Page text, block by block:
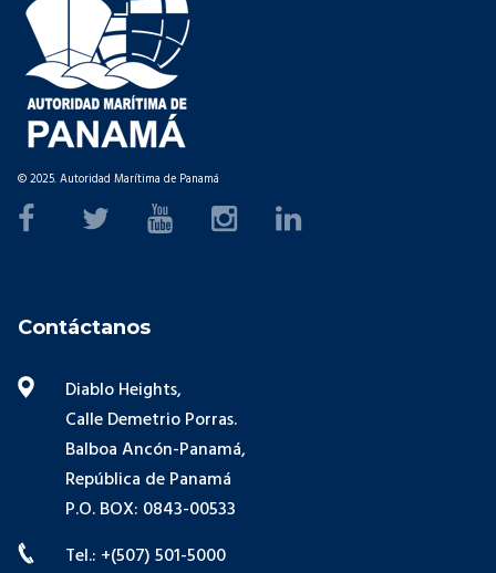
© 2025. Autoridad Marítima de Panamá
Contáctanos
Diablo Heights,
Calle Demetrio Porras.
Balboa Ancón-Panamá,
República de Panamá
P.O. BOX: 0843-00533
Tel.: +(507) 501-5000